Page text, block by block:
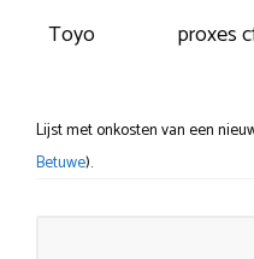
Toyo proxes
Lijst met onkosten van een
Betuwe).